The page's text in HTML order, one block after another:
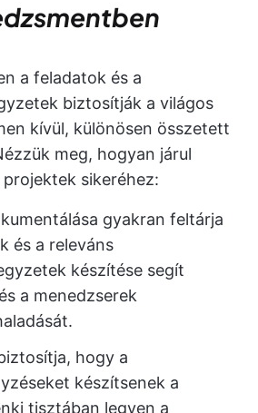
a feladatok és a
biztosítják a világos
kívül, különösen összetett
meg, hogyan járul
sikeréhez:
gyakran feltárja
és a releváns
készítése segít
a menedzserek
hogy a
készítsenek a
tisztában legyen a